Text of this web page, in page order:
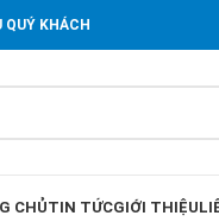
QUÝ KHÁCH
CHỦTIN TỨCGIỚI THIỆU